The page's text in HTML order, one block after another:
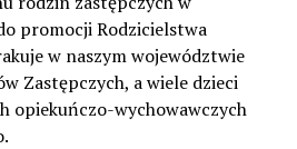
promocji Rodzicielstwa
w naszym województwie
Zastępczych, a wiele dzieci
opiekuńczo-wychowawczych